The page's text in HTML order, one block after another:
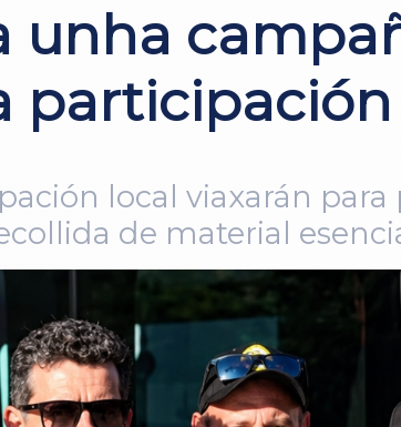
unha
local viaxarán
de material